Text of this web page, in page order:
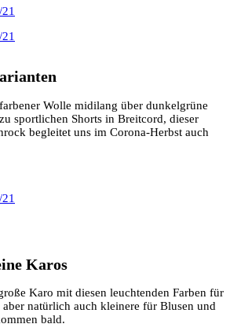
Wolle midilang über dunkelgrüne
sportlichen Shorts in Breitcord, dieser
begleitet uns im Corona-Herbst auch
Karos
Karo mit diesen leuchtenden Farben für
natürlich auch kleinere für Blusen und
bald.